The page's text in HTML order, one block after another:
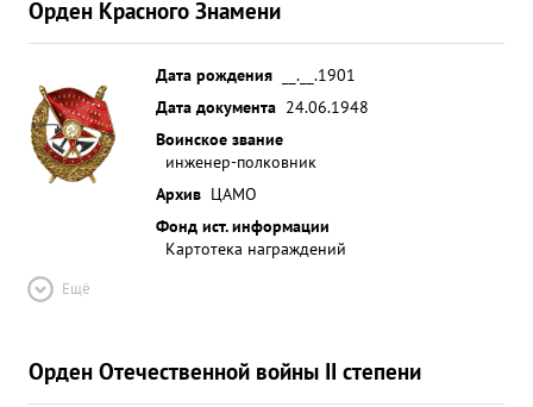
Орден Красного Знамени
Дата рождения
__.__.1901
Дата документа 24.06.1948
Воинское звание
инженер-полковник
Архив ЦАМО
Фонд ист. информации
Картотека награждений
Ещё
Орден Отечественной войны II степени